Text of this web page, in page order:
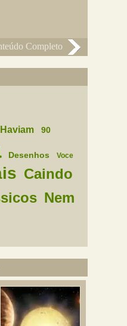
Completo
Haviam 90
Desenhos Voce
Caindo
Nem